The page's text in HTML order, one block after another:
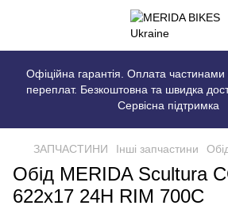
Офіційна гарантія. Оплата
переплат. Безкоштовна та швидка
Сервісна підтримка
ЗАПЧАСТИНИ Інші запчастини
Обід MERIDA Scultura
622x17 24H RIM 700C